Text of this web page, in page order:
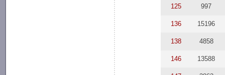
125 997
136 15196
138 4858
146 13588